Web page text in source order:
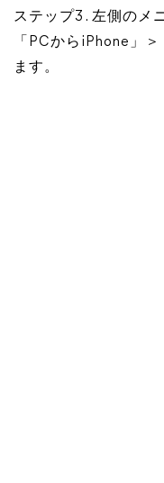
ステップ3. 左側のメ
「PCからiPhone」
ます。